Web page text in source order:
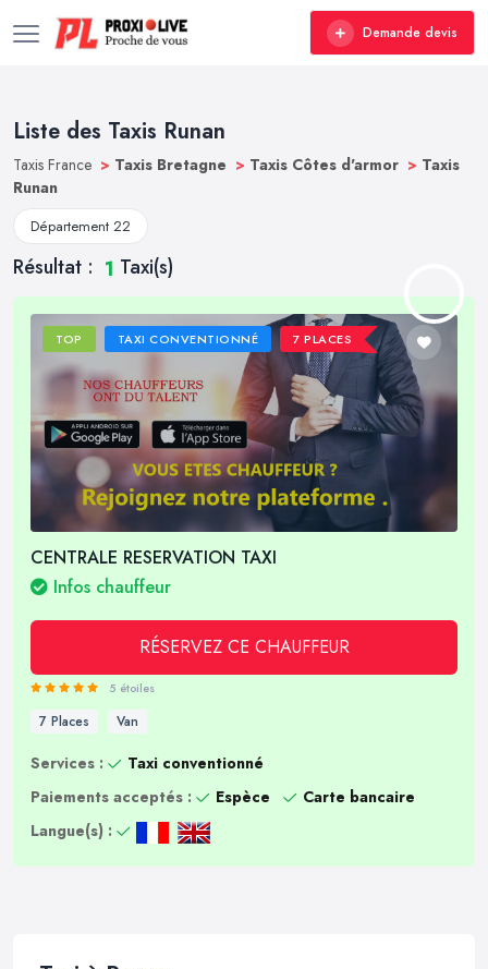
Demande devis
Liste des Taxis Runan
Taxis France > Taxis Bretagne > Taxis Côtes d'armor > Taxis
Runan
Département 22
Résultat : 1 Taxi(s)
TOP TAXI CONVENTIONNÉ 7 PLACES
CENTRALE RESERVATION TAXI
Infos chauffeur
RÉSERVEZ CE CHAUFFEUR
5 étoiles
7 Places Van
Services :
Taxi conventionné
Paiements acceptés :
Espèce
Carte bancaire
Langue(s) :